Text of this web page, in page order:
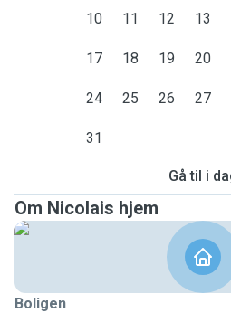
10 11 12 13
17 18 19 20
24 25 26 27
31
Gå til i
Om Nicolais hjem
Boligen